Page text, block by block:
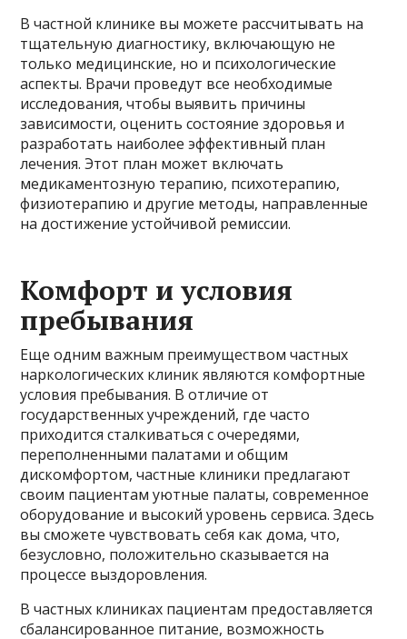
В частной клинике вы можете рассчитывать на
тщательную диагностику, включающую не
только медицинские, но и психологические
аспекты. Врачи проведут все необходимые
исследования, чтобы выявить причины
зависимости, оценить состояние здоровья и
разработать наиболее эффективный план
лечения. Этот план может включать
медикаментозную терапию, психотерапию,
физиотерапию и другие методы, направленные
на достижение устойчивой ремиссии.
Комфорт и условия
пребывания
Еще одним важным преимуществом частных
наркологических клиник являются комфортные
условия пребывания. В отличие от
государственных учреждений, где часто
приходится сталкиваться с очередями,
переполненными палатами и общим
дискомфортом, частные клиники предлагают
своим пациентам уютные палаты, современное
оборудование и высокий уровень сервиса. Здесь
вы сможете чувствовать себя как дома, что,
безусловно, положительно сказывается на
процессе выздоровления.
В частных клиниках пациентам предоставляется
сбалансированное питание, возможность